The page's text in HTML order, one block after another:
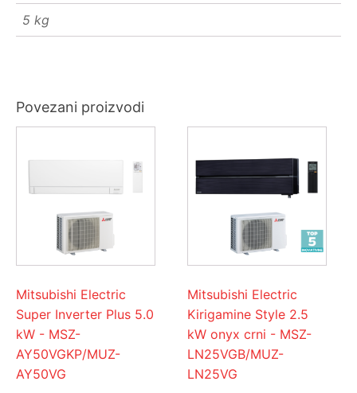
5 kg
Povezani proizvodi
Mitsubishi Electric
Super Inverter Plus 5.0
kW - MSZ-
AY50VGKP/MUZ-
AY50VG
Mitsubishi Electric
Kirigamine Style 2.5
kW onyx crni - MSZ-
LN25VGB/MUZ-
LN25VG